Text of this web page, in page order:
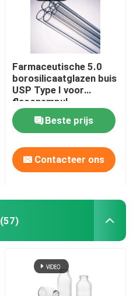
Farmaceutische 5.0
borosilicaatglazen buis
USP Type I voor
flaconampul
Beste prijs
Contacteer ons
(57)